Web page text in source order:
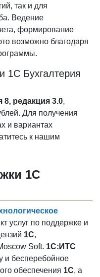
так и для
Ведение
формирование
возможно благодаря
1С Бухгалтерия
8, редакция 3.0,
Для получения
и вариантах
к нашим
1С
услуг по поддержке и
1С,
Soft. 1С:ИТС
и бесперебойное
обеспечения 1С, а